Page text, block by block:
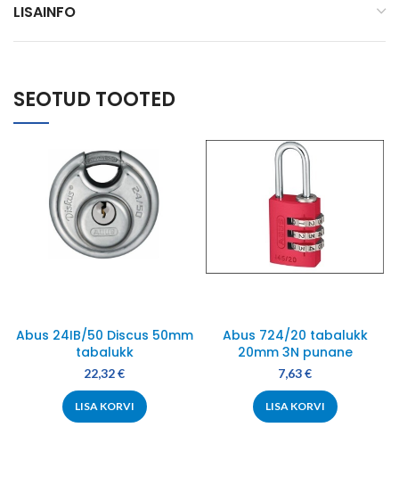
LISAINFO
SEOTUD TOOTED
Abus 24IB/50 Discus 50mm
tabalukk
22,32€
LISA KORVI
Abus 724/20 tabalukk
20mm 3N punane
7,63€
LISA KORVI